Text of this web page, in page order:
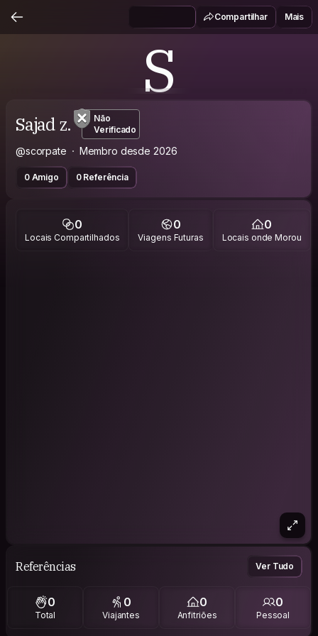
Compartilhar Mais
S
Sajad z.
Não
Verificado
@scorpate Membro desde 2026
0 Amigo 0 Referência
0
Locais Compartilhados
0
Viagens Futuras
0
Locais onde Morou
Referências Ver Tudo
0
Total
0
Viajantes
0
Anfitriões
0
Pessoal